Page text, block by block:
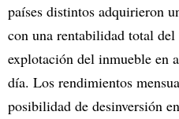
países distintos adquirieron
con una rentabilidad total
explotación del inmueble en
día. Los rendimientos
posibilidad de desinversión